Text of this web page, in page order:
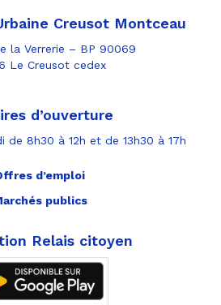
Creusot Montceau
la Verrerie – BP 90069
Le Creusot cedex
d’ouverture
de 8h30 à 12h et de 13h30 à 17h
d’emploi
publics
Relais citoyen